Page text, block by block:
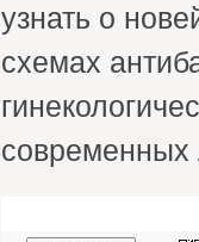
узнать о
схемах
современных